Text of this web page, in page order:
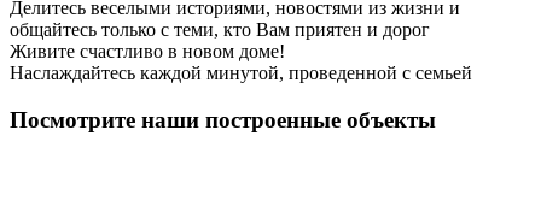
Делитесь веселыми историями, новостями из жизни и
общайтесь только с теми, кто Вам приятен и дорог
Живите счастливо в новом доме!
Наслаждайтесь каждой минутой, проведенной с семьей
Посмотрите наши построенные объекты